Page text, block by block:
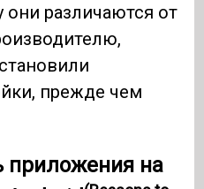
они различаются от
прежде чем
приложения на